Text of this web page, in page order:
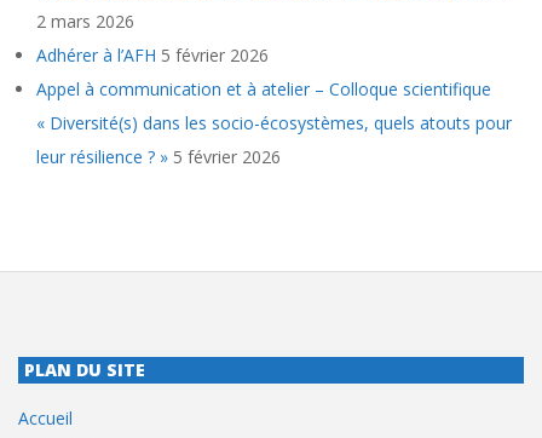
2 mars 2026
Adhérer à l’AFH 5 février 2026
Appel à communication et à atelier – Colloque scientifique
« Diversité(s) dans les socio-écosystèmes, quels atouts pour
leur résilience ? » 5 février 2026
PLAN DU SITE
Accueil